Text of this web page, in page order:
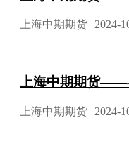
上海中期期货 2024-
上海中期期货——
上海中期期货 2024-